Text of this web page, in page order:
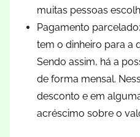
muitas pessoas
Pagamento
tem o dinheiro para a
Sendo assim, há a
de forma mensal.
desconto e em
acréscimo sobre o